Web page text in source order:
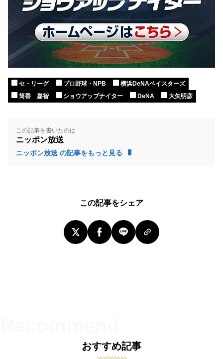
セ・リーグ プロ野球・NPB
横浜DeNAベイスターズ
筒香 嘉智
ショウアップナイター DeNA 大矢明彦
この記事を書いたのは
ニッポン放送
ニッポン放送 の記事をもっと見る
この記事をシェア
おすすめ記事